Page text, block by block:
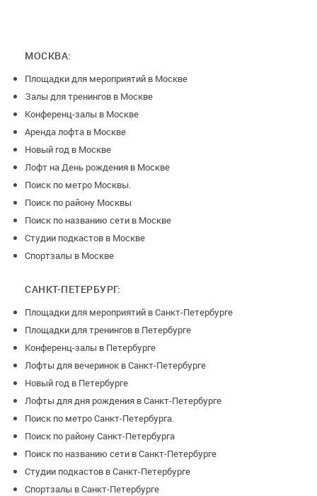
МОСКВА:
Площадки для мероприятий в Москве
Залы для тренингов в Москве
Конференц-залы в Москве
Аренда лофта в Москве
Новый год в Москве
Лофт на День рождения в Москве
Поиск по метро Москвы.
Поиск по району Москвы
Поиск по названию сети в Москве
Студии подкастов в Москве
Спортзалы в Москве
САНКТ-ПЕТЕРБУРГ:
Площадки для мероприятий в Санкт-Петербурге
Площадки для тренингов в Петербурге
Конференц-залы в Петербурге
Лофты для вечеринок в Санкт-Петербурге
Новый год в Петербурге
Лофты для дня рождения в Санкт-Петербурге
Поиск по метро Санкт-Петербурга.
Поиск по району Санкт-Петербурга
Поиск по названию сети в Санкт-Петербурге
Студии подкастов в Санкт-Петербурге
Спортзалы в Санкт-Петербурге